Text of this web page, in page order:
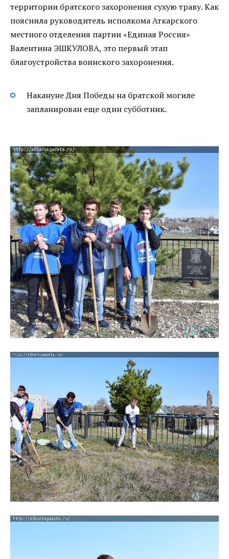
территории братского захоронения сухую траву. Как
пояснила руководитель исполкома Аткарского
местного отделения партии «Единая Россия»
Валентина ЭШКУЛОВА, это первый этап
благоустройства воинского захоронения.
Накануне Дня Победы на братской могиле
запланирован еще один субботник.